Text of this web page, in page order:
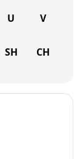
U V
SH CH